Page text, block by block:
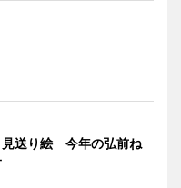
見送り絵 今年の弘前ね